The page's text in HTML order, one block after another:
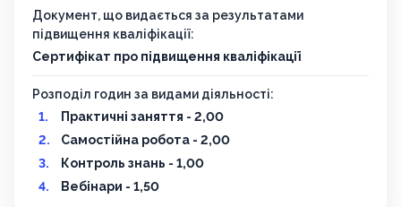
Документ, що видається за результатами
підвищення кваліфікації:
Сертифікат про підвищення кваліфікації
Розподіл годин за видами діяльності:
Практичні заняття - 2,00
Самостійна робота - 2,00
Контроль знань - 1,00
Вебінари - 1,50